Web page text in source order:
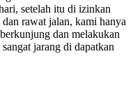
setelah itu di izinkan
rawat jalan, kami hanya
dan melakukan
jarang di dapatkan